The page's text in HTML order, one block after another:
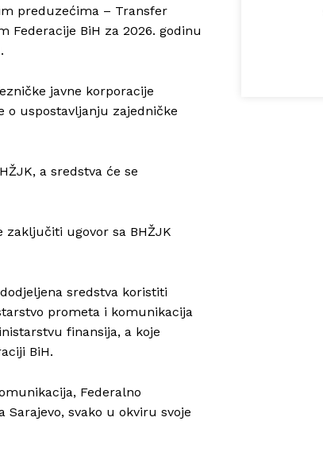
preduzećima – Transfer
Federacije BiH za 2026. godinu
javne korporacije
o uspostavljanju zajedničke
a sredstva će se
ugovor sa BHŽJK
sredstva koristiti
prometa i komunikacija
finansija, a koje
BiH.
Federalno
svako u okviru svoje